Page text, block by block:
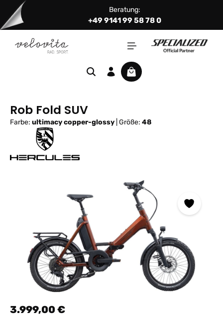
Zum Hauptinhalt springen Beratung:
+49 9141 99 58 78 0
Warenkorb enthält 0
Rob Fold SUV
Farbe: ultimacy copper-glossy Größe: 48
Regulärer Preis:
3.999,00 €